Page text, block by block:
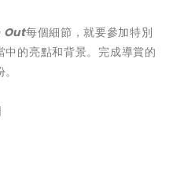
Out每個細節，就要參加特別
的亮點和背景。完成導賞的